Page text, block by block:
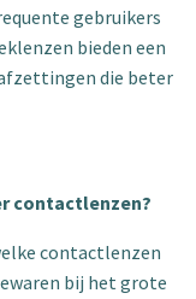
gebruikers
bieden een
die beter
contactlenzen?
contactlenzen
bij het grote